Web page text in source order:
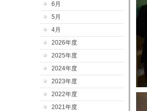
6月
5月
4月
2026年度
2025年度
2024年度
2023年度
2022年度
2021年度